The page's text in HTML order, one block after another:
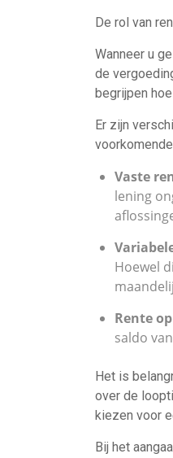
De rol van
Wanneer u
de
begrijpen
Er zijn
Vaste
lening
Hoewel
Rente
saldo
Het is
over de
kiezen voor
Bij het